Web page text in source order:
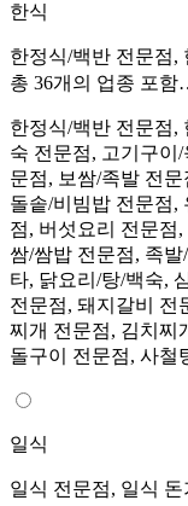
한식
한정식/백반 전문점,
총 36개의 업종 포
한정식/백반 전문점,
숙 전문점, 고기구이
문점, 보쌈/족발 전
돌솥/비빔밥 전문점,
점, 버섯요리 전문점
쌈/쌈밥 전문점, 족
타, 닭요리/탕/백숙,
전문점, 돼지갈비 전
찌개 전문점, 김치찌
돌구이 전문점, 사철
일식
일식 전문점, 일식